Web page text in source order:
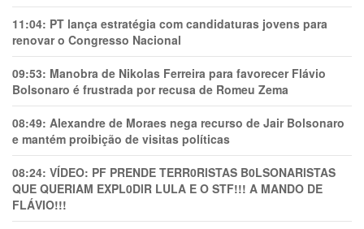
11:04: PT lança estratégia com candidaturas jovens para
renovar o Congresso Nacional
09:53: Manobra de Nikolas Ferreira para favorecer Flávio
Bolsonaro é frustrada por recusa de Romeu Zema
08:49: Alexandre de Moraes nega recurso de Jair Bolsonaro
e mantém proibição de visitas políticas
08:24: VÍDEO: PF PRENDE TERR0RlSTAS B0LSONARlSTAS
QUE QUERIAM EXPL0DlR LULA E O STF!!! A MANDO DE
FLÁVIO!!!